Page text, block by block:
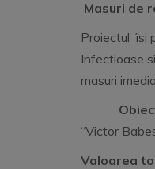
Masuri de
Proiectul îsi
Infectioase
masuri
“Victor
Valoarea